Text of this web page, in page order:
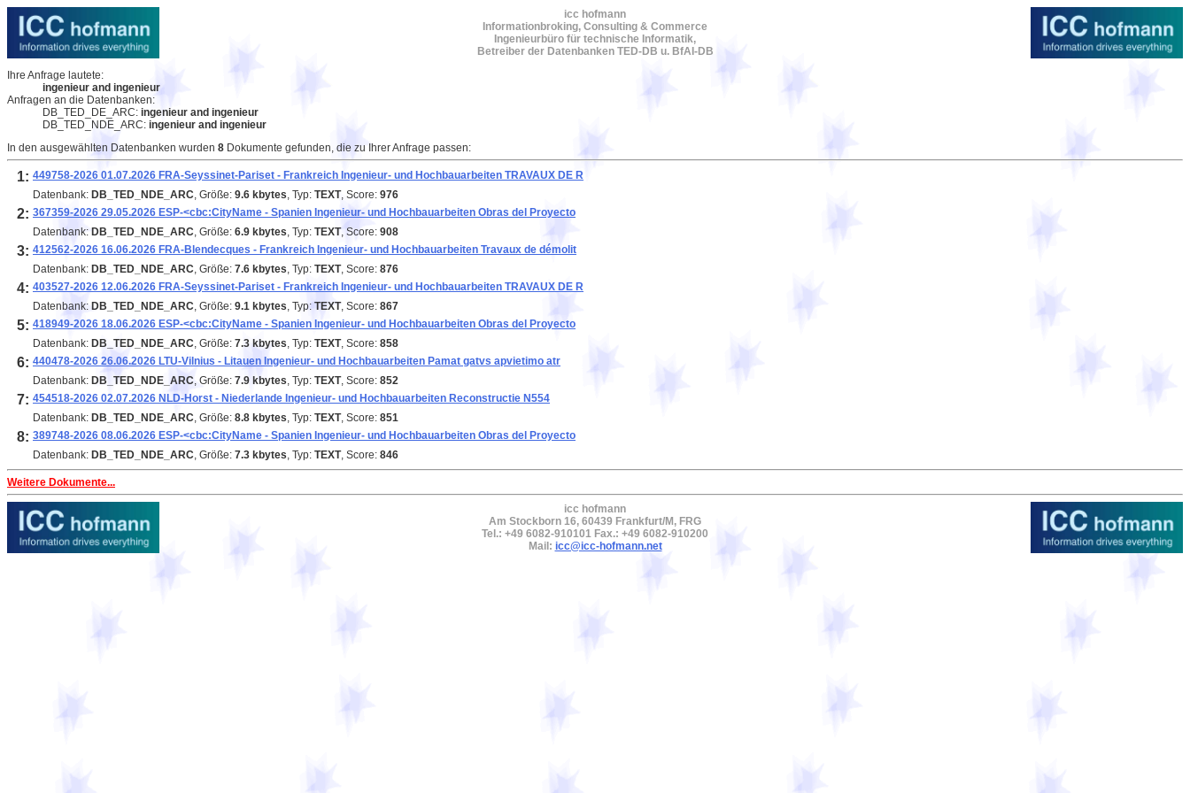
icc hofmann
Informationbroking, Consulting & Commerce
Ingenieurbüro für technische Informatik,
Betreiber der Datenbanken TED-DB u. BfAI-DB
Ihre Anfrage lautete:
ingenieur and ingenieur
Anfragen an die Datenbanken:
DB_TED_DE_ARC: ingenieur and ingenieur
DB_TED_NDE_ARC: ingenieur and ingenieur
In den ausgewählten Datenbanken wurden 8 Dokumente gefunden, die zu Ihrer Anfrage passen:
1: 449758-2026 01.07.2026 FRA-Seyssinet-Pariset - Frankreich Ingenieur- und Hochbauarbeiten TRAVAUX DE R
Datenbank: DB_TED_NDE_ARC, Größe: 9.6 kbytes, Typ: TEXT, Score: 976
2: 367359-2026 29.05.2026 ESP-<cbc:CityName - Spanien Ingenieur- und Hochbauarbeiten Obras del Proyecto
Datenbank: DB_TED_NDE_ARC, Größe: 6.9 kbytes, Typ: TEXT, Score: 908
3: 412562-2026 16.06.2026 FRA-Blendecques - Frankreich Ingenieur- und Hochbauarbeiten Travaux de démolit
Datenbank: DB_TED_NDE_ARC, Größe: 7.6 kbytes, Typ: TEXT, Score: 876
4: 403527-2026 12.06.2026 FRA-Seyssinet-Pariset - Frankreich Ingenieur- und Hochbauarbeiten TRAVAUX DE R
Datenbank: DB_TED_NDE_ARC, Größe: 9.1 kbytes, Typ: TEXT, Score: 867
5: 418949-2026 18.06.2026 ESP-<cbc:CityName - Spanien Ingenieur- und Hochbauarbeiten Obras del Proyecto
Datenbank: DB_TED_NDE_ARC, Größe: 7.3 kbytes, Typ: TEXT, Score: 858
6: 440478-2026 26.06.2026 LTU-Vilnius - Litauen Ingenieur- und Hochbauarbeiten Pamat gatvs apvietimo atr
Datenbank: DB_TED_NDE_ARC, Größe: 7.9 kbytes, Typ: TEXT, Score: 852
7: 454518-2026 02.07.2026 NLD-Horst - Niederlande Ingenieur- und Hochbauarbeiten Reconstructie N554
Datenbank: DB_TED_NDE_ARC, Größe: 8.8 kbytes, Typ: TEXT, Score: 851
8: 389748-2026 08.06.2026 ESP-<cbc:CityName - Spanien Ingenieur- und Hochbauarbeiten Obras del Proyecto
Datenbank: DB_TED_NDE_ARC, Größe: 7.3 kbytes, Typ: TEXT, Score: 846
Weitere Dokumente...
icc hofmann
Am Stockborn 16, 60439 Frankfurt/M, FRG
Tel.: +49 6082-910101 Fax.: +49 6082-910200
Mail: icc@icc-hofmann.net